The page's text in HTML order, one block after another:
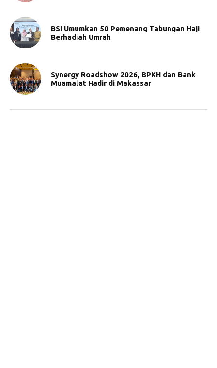
BSI Umumkan 50 Pemenang Tabungan Haji
Berhadiah Umrah
Synergy Roadshow 2026, BPKH dan Bank
Muamalat Hadir di Makassar